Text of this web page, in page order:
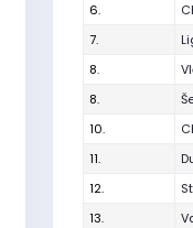
6.
7.
8.
8.
10.
11.
12.
13.